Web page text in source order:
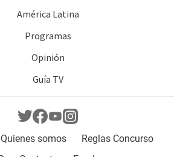
América Latina
Programas
Opinión
Guía TV
Quienes somos
Reglas Concurso